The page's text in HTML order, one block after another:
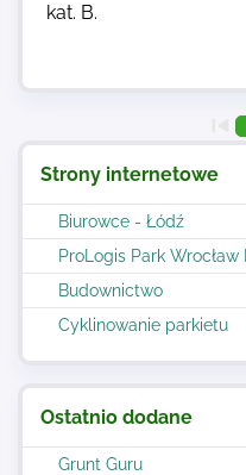
Strony internetowe
Biurowce - Łódź
ProLogis Park Wrocław III
Budownictwo
Cyklinowanie parkietu
Ostatnio dodane
Grunt Guru
kat. B.